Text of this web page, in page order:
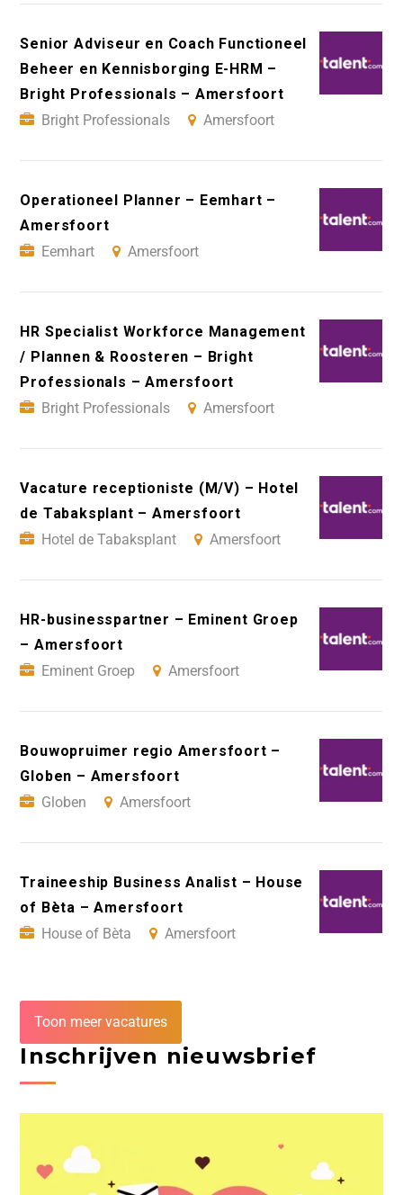
Senior Adviseur en Coach Functioneel
Beheer en Kennisborging E-HRM –
Bright Professionals – Amersfoort
Bright Professionals
Amersfoort
Operationeel Planner – Eemhart –
Amersfoort
Eemhart
Amersfoort
HR Specialist Workforce Management
/ Plannen & Roosteren – Bright
Professionals – Amersfoort
Bright Professionals
Amersfoort
Vacature receptioniste (M/V) – Hotel
de Tabaksplant – Amersfoort
Hotel de Tabaksplant
Amersfoort
HR-businesspartner – Eminent Groep
– Amersfoort
Eminent Groep
Amersfoort
Bouwopruimer regio Amersfoort –
Globen – Amersfoort
Globen
Amersfoort
Traineeship Business Analist – House
of Bèta – Amersfoort
House of Bèta
Amersfoort
Toon meer vacatures
Inschrijven nieuwsbrief